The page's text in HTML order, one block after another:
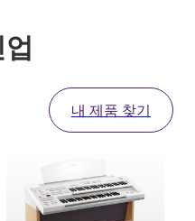
내 제품 찾기